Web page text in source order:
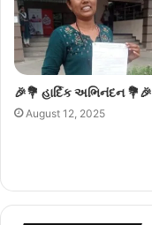
🎉💐 હાર્દિક અભિનંદન 💐🎉
August 12, 2025